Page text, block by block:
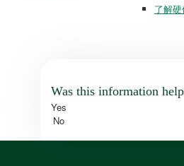
了解
Was this information
Yes
No